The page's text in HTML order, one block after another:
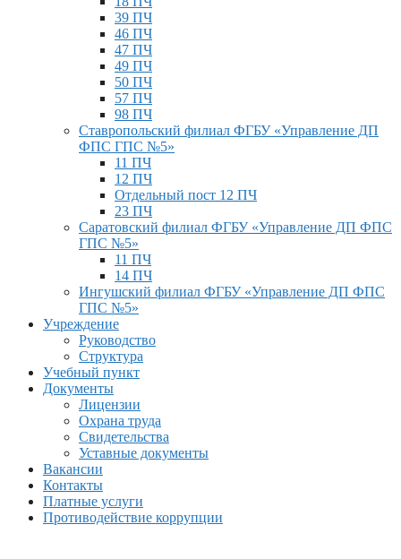
39 ПЧ
46 ПЧ
47 ПЧ
49 ПЧ
50 ПЧ
57 ПЧ
98 ПЧ
Ставропольский филиал ФГБУ «Управление ДП
ФПС ГПС №5»
11 ПЧ
12 ПЧ
Отдельный пост 12 ПЧ
23 ПЧ
Саратовский филиал ФГБУ «Управление ДП ФПС
ГПС №5»
11 ПЧ
14 ПЧ
Ингушский филиал ФГБУ «Управление ДП ФПС
ГПС №5»
Учреждение
Руководство
Структура
Учебный пункт
Документы
Лицензии
Охрана труда
Свидетельства
Уставные документы
Вакансии
Контакты
Платные услуги
Противодействие коррупции